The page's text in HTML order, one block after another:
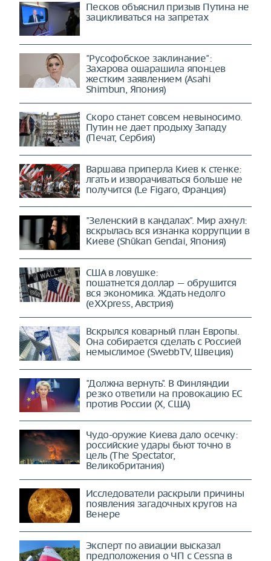
Песков объяснил призыв Путина не
зацикливаться на запретах
"Русофобское заклинание":
Захарова ошарашила японцев
жестким заявлением (Asahi
Shimbun, Япония)
Скоро станет совсем невыносимо.
Путин не дает продыху Западу
(Печат, Сербия)
Варшава приперла Киев к стенке:
лгать и изворачиваться больше не
получится (Le Figaro, Франция)
"Зеленский в кандалах". Мир ахнул:
вскрылась вся изнанка коррупции в
Киеве (Shūkan Gendai, Япония)
США в ловушке:
пошатнется доллар — обрушится
вся экономика. Ждать недолго
(eXXpress, Австрия)
Вскрылся коварный план Европы.
Она собирается сделать с Россией
немыслимое (SwebbTV, Швеция)
"Должна вернуть". В Финляндии
резко ответили на провокацию ЕС
против России (X, США)
Чудо-оружие Киева дало осечку:
российские удары бьют точно в
цель (The Spectator,
Великобритания)
Исследователи раскрыли причины
появления загадочных кругов на
Венере
Эксперт по авиации высказал
предположения о ЧП с Cessna в